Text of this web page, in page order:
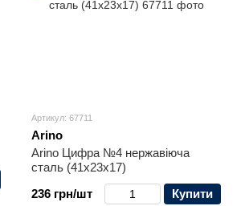
Артикул: 67711
Arino
Arino Цифра №4 нержавіюча
сталь (41x23x17)
236 грн/шт
Купити